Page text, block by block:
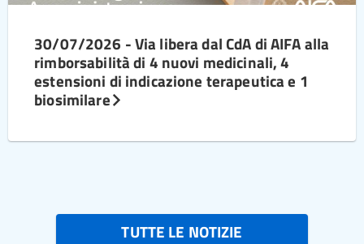
30/07/2026 - Via libera dal CdA di AIFA alla
rimborsabilità di 4 nuovi medicinali, 4
estensioni di indicazione terapeutica e 1
biosimilare
TUTTE LE NOTIZIE